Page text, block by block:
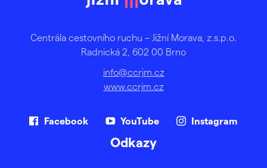
Centrála cestovního ruchu – Jižní Morava, z.s.p.o.
Radnická 2, 602 00 Brno
info@ccrjm.cz
www.ccrjm.cz
Facebook YouTube Instagram
Odkazy